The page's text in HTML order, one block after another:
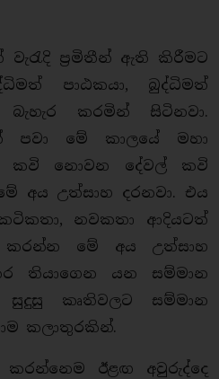
ප්‍රමිතීන් ඇති කිරීමට
පාඨකයා, බුද්ධිමත්
බැහැර කරමින් සිටිනවා.
පවා මේ කාලයේ මහා
කවි නොවන දේවල් කවි
අය උත්සාහ දරනවා. එය
නවකතා ආදියටත්
මේ අය උත්සාහ
තියාගෙන යන සම්මාන
කෘතිවලට සම්මාන
කලාතුරකින්.
ඊළඟ අවුරුද්දෙ